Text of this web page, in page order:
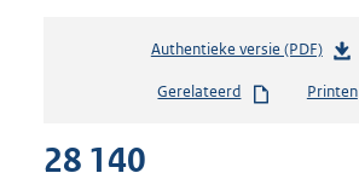
Authentieke versie (PDF)b
s
Gerelateerd Printen
28 140